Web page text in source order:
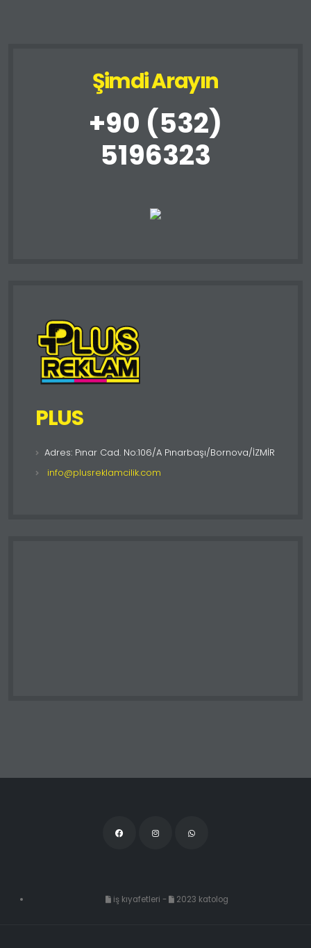
PLUS
Adres: Pınar Cad. No:106/A Pınarbaşı/Bornova/İZMİR
info@plusreklamcilik.com
Şimdi Arayın
+90 (532)
5196323
iş kıyafetleri - 2023 katolog